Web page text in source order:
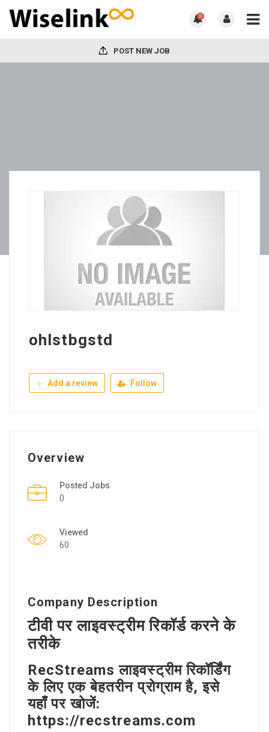
0
POST NEW JOB
ohlstbgstd
Add a review Follow
Overview
Posted Jobs
0
Viewed
60
Company Description
टीवी पर लाइवस्ट्रीम रिकॉर्ड करने के
तरीके
RecStreams लाइवस्ट्रीम रिकॉर्डिंग
के लिए एक बेहतरीन प्रोग्राम है, इसे
यहाँ पर खोजें:
https://recstreams.com